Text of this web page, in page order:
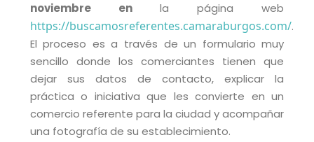
noviembre enla página web
https://buscamosreferentes.camaraburgos.com/.
El proceso es a través de un formulario muy
sencillo donde los comerciantes tienen que
dejar sus datos de contacto, explicar la
práctica o iniciativa que les convierte en un
comercio referente para la ciudad y acompañar
una fotografía de su establecimiento.